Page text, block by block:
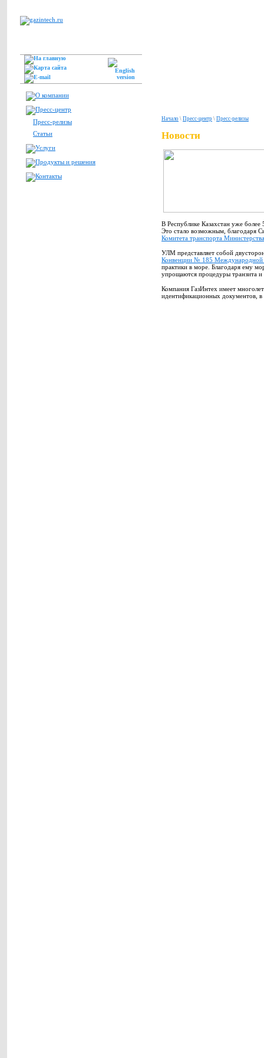
Пресс-релизы
Статьи
Начало \ Пресс-центр \ Пресс-релизы
Новости
В Республике Казахстан уже
Это стало возможным, благодаря
Комитета транспорта
УЛМ представляет собой
Конвенции № 185 Международной
практики в море. Благодаря ему
упрощаются процедуры транзита и
Компания ГазИнтех имеет
идентификационных документов,